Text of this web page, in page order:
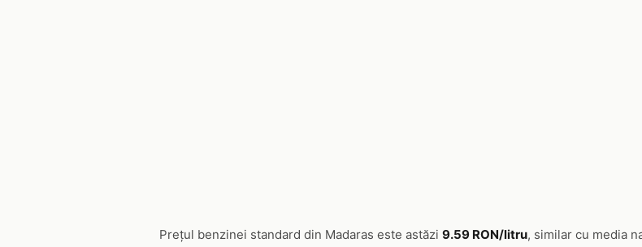
Prețul benzinei standard din Madaras este astăzi 9.59 RON/litru, similar cu media